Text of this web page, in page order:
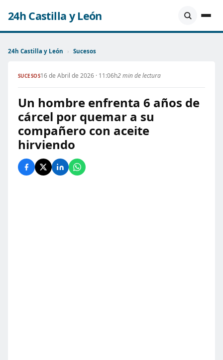
24h Castilla y León
24h Castilla y León › Sucesos
SUCESOS16 de Abril de 2026 · 11:06h2 min de lectura
Un hombre enfrenta 6 años de
cárcel por quemar a su
compañero con aceite
hirviendo